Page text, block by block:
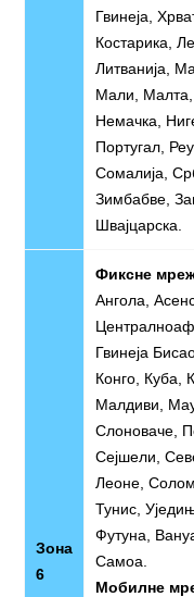
Гвинеја,
Костарика,
Литванија,
Мали, Малта,
Немачка,
Португал,
Сомалија,
Зимбабве,
Швајцарска.
Зона
6
Фиксне
Ангола,
Гвинеја
Конго, Куба,
Малдиви,
Слоноваче,
Сејшели,
Леоне,
Тунис,
Футуна,
Самоа.
Мобилне